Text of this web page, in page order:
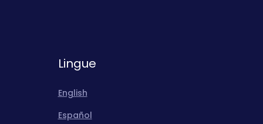
Lingue
English
Español